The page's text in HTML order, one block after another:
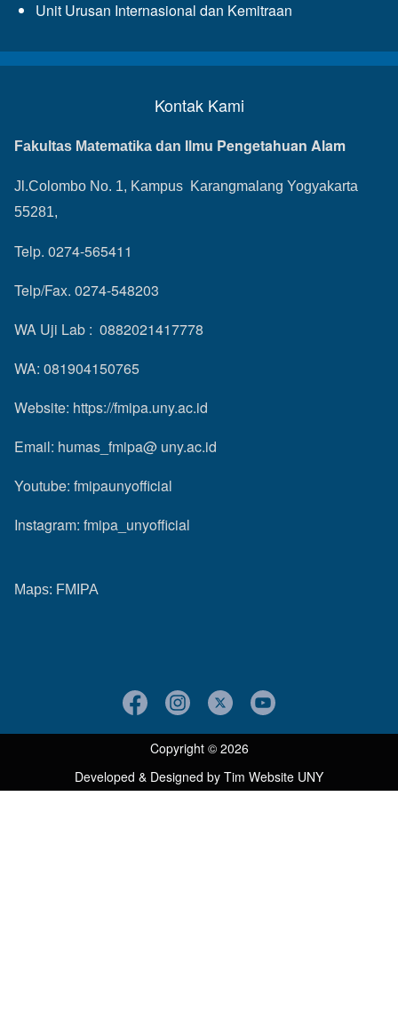
Unit Urusan Internasional dan Kemitraan
Kontak Kami
Fakultas Matematika dan Ilmu Pengetahuan Alam
Jl.Colombo No. 1, Kampus Karangmalang Yogyakarta
55281,
Telp. 0274-565411
Telp/Fax. 0274-548203
WA Uji Lab : 0882021417778
WA: 081904150765
Website: https://fmipa.uny.ac.id
Email: humas_fmipa@ uny.ac.id
Youtube: fmipaunyofficial
Instagram: fmipa_unyofficial
Maps: FMIPA
Copyright © 2026
Developed & Designed by Tim Website UNY